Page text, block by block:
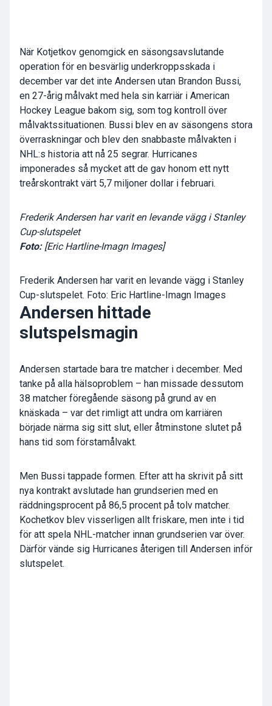
När Kotjetkov genomgick en säsongsavslutande
operation för en besvärlig underkroppsskada i
december var det inte Andersen utan Brandon Bussi,
en 27-årig målvakt med hela sin karriär i American
Hockey League bakom sig, som tog kontroll över
målvaktssituationen. Bussi blev en av säsongens stora
överraskningar och blev den snabbaste målvakten i
NHL:s historia att nå 25 segrar. Hurricanes
imponerades så mycket att de gav honom ett nytt
treårskontrakt värt 5,7 miljoner dollar i februari.
Frederik Andersen har varit en levande vägg i Stanley
Cup-slutspelet
Foto: [Eric Hartline-Imagn Images]
Frederik Andersen har varit en levande vägg i Stanley
Cup-slutspelet. Foto: Eric Hartline-Imagn Images
Andersen hittade
slutspelsmagin
Andersen startade bara tre matcher i december. Med
tanke på alla hälsoproblem – han missade dessutom
38 matcher föregående säsong på grund av en
knäskada – var det rimligt att undra om karriären
började närma sig sitt slut, eller åtminstone slutet på
hans tid som förstamålvakt.
Men Bussi tappade formen. Efter att ha skrivit på sitt
nya kontrakt avslutade han grundserien med en
räddningsprocent på 86,5 procent på tolv matcher.
Kochetkov blev visserligen allt friskare, men inte i tid
för att spela NHL-matcher innan grundserien var över.
Därför vände sig Hurricanes återigen till Andersen inför
slutspelet.